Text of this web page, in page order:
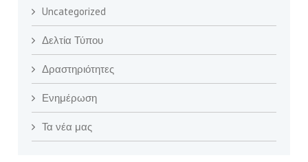
Uncategorized
Δελτία Τύπου
Δραστηριότητες
Ενημέρωση
Τα νέα μας